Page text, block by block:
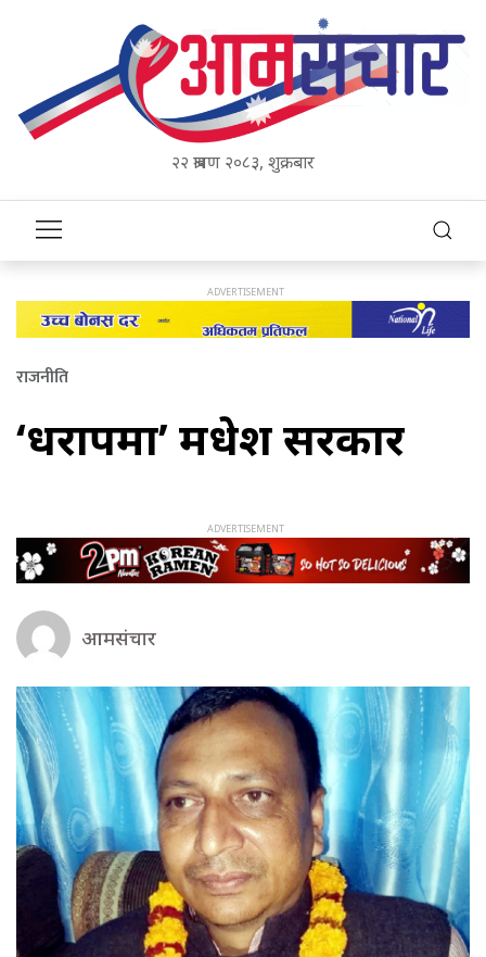
२२ श्रावण २०८३, शुक्रबार
राजनीति
‘धरापमा’ मधेश सरकार
आमसंचार